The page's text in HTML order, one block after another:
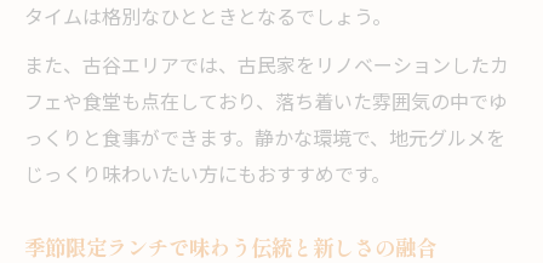
タイムは格別なひとときとなるでしょう。
また、古谷エリアでは、古民家をリノベーションしたカ
フェや食堂も点在しており、落ち着いた雰囲気の中でゆ
っくりと食事ができます。静かな環境で、地元グルメを
じっくり味わいたい方にもおすすめです。
季節限定ランチで味わう伝統と新しさの融合